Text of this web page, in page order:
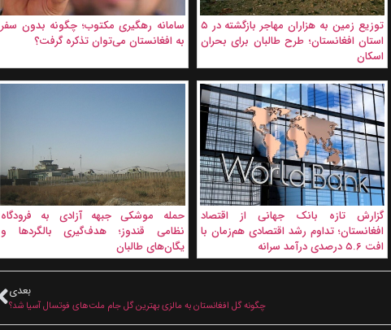
توزیع زمین به هزاران مهاجر بازگشته در ۵
استان افغانستان؛ طرح طالبان برای بحران
اسکان
سامانه رهگیری مکتوب؛ چگونه بدون سفر
به افغانستان می‌توان تذکره گرفت؟
گزارش تازه بانک جهانی از اقتصاد
افغانستان؛ تداوم رشد اقتصادی هم‌زمان با
افت ۵.۶ درصدی درآمد سرانه
حمله موشکی جبهه آزادی به فرودگاه
نظامی قندوز؛ هدف‌گیری بالگردها و
یگان‌های طالبان
بعدی
چگونه گل افغانستان به مالزی بهترین گل جام ملت‌های فوتسال آسیا شد؟